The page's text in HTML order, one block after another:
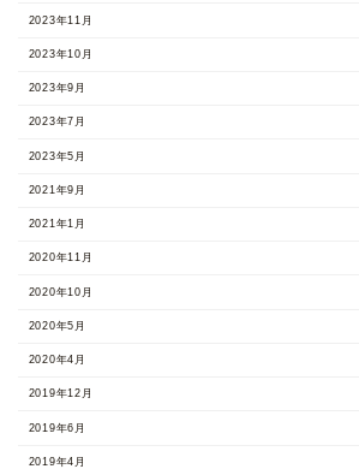
2023年11月
2023年10月
2023年9月
2023年7月
2023年5月
2021年9月
2021年1月
2020年11月
2020年10月
2020年5月
2020年4月
2019年12月
2019年6月
2019年4月